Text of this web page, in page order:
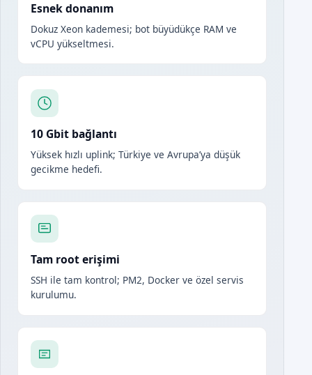
Esnek donanım
Dokuz Xeon kademesi; bot büyüdükçe RAM ve
vCPU yükseltmesi.
10 Gbit bağlantı
Yüksek hızlı uplink; Türkiye ve Avrupa’ya düşük
gecikme hedefi.
Tam root erişimi
SSH ile tam kontrol; PM2, Docker ve özel servis
kurulumu.